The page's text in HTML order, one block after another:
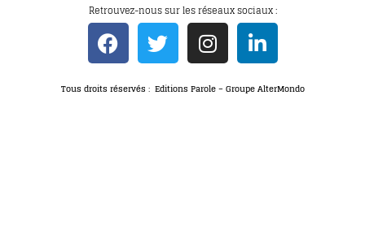
Retrouvez-nous sur les réseaux sociaux :
Tous droits réservés : Editions Parole – Groupe AlterMondo